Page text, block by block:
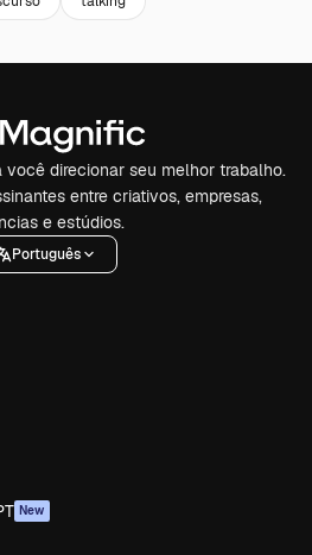
direcionar seu melhor trabalho.
entre criativos, empresas,
e estúdios.
Português
New